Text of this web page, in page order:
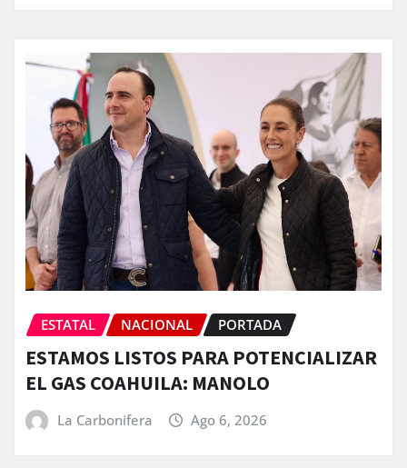
ESTATAL NACIONAL PORTADA
ESTAMOS LISTOS PARA POTENCIALIZAR
EL GAS COAHUILA: MANOLO
La Carbonifera Ago 6, 2026